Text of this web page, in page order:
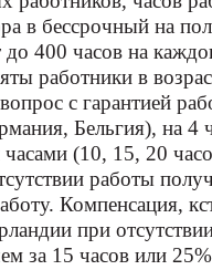
в бессрочный на
до 400 часов на
работники в
с гарантией
Бельгия), на
(10, 15, 20
работы
Компенсация,
при
за 15 часов или